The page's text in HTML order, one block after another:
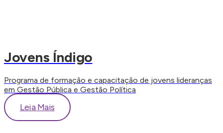
Jovens Índigo
Programa de formação e capacitação de jovens lideranças
em Gestão Pública e Gestão Política
Leia Mais